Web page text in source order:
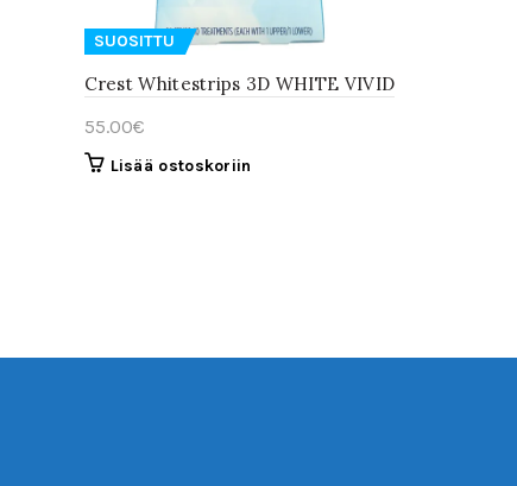
SUOSITTU
Crest Whitestrips 3D WHITE VIVID
55.00€
Lisää ostoskoriin